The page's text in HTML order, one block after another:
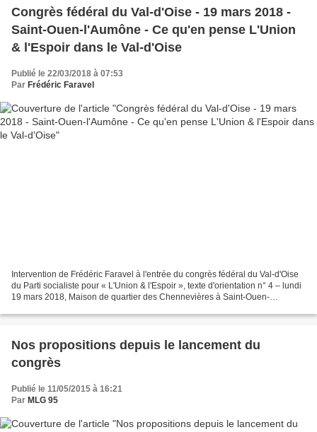
Congrès fédéral du Val-d'Oise - 19 mars 2018 -
Saint-Ouen-l'Aumône - Ce qu'en pense L'Union
& l'Espoir dans le Val-d'Oise
Publié le 22/03/2018 à 07:53
Par Frédéric Faravel
Intervention de Frédéric Faravel à l'entrée du congrès fédéral du Val-d'Oise
du Parti socialiste pour « L'Union & l'Espoir », texte d'orientation n° 4 – lundi
19 mars 2018, Maison de quartier des Chennevières à Saint-Ouen-
Nos propositions depuis le lancement du
congrès
Publié le 11/05/2015 à 16:21
Par MLG 95